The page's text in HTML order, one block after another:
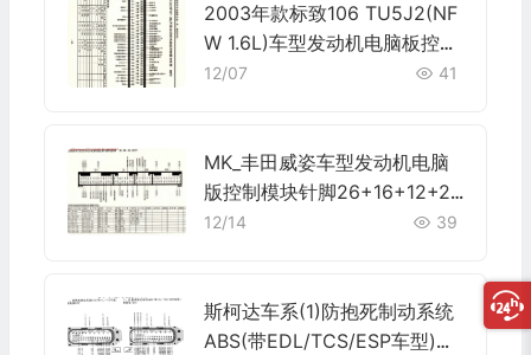
2003年款标致106 TU5J2(NF
W 1.6L)车型发动机电脑板控制
模块针脚88针 端子图
12/07 41
MK_丰田威姿车型发动机电脑
版控制模块针脚26+16+12+22
针 端子图
12/14 39
斯柯达车系(1)防抱死制动系统
ABS(带EDL/TCS/ESP车型)端